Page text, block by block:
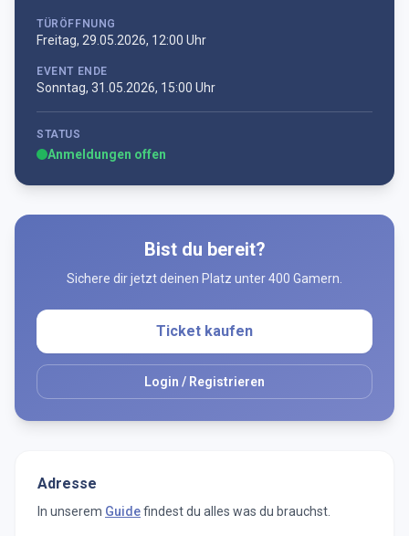
TÜRÖFFNUNG
Freitag, 29.05.2026, 12:00 Uhr
EVENT ENDE
Sonntag, 31.05.2026, 15:00 Uhr
STATUS
Anmeldungen offen
Bist du bereit?
Sichere dir jetzt deinen Platz unter 400 Gamern.
Ticket kaufen
Login / Registrieren
Adresse
In unserem Guidefindest du alles was du brauchst.